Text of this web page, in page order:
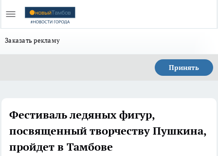
Заказать рекламу
Принять
Фестиваль ледяных фигур,
посвященный творчеству Пушкина,
пройдет в Тамбове